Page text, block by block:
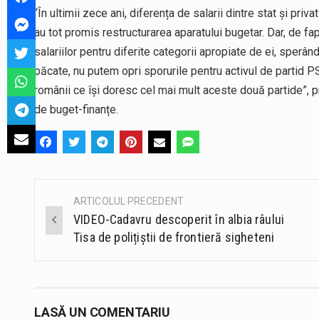
“În ultimii zece ani, diferența de salarii dintre stat și
au tot promis restructurarea aparatului bugetar. Dar, de
salariilor pentru diferite categorii apropiate de ei,
păcate, nu putem opri sporurile pentru activul de partid
românii ce își doresc cel mai mult aceste două partide”,
de buget-finanțe.
Post
navigation
ARTICOLUL PRECEDENT
VIDEO-Cadavru descoperit în albia râului
Tisa de polițiștii de frontieră sigheteni
LASĂ UN COMENTARIU